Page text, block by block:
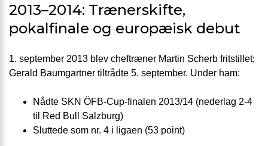
2013–2014: Trænerskifte,
pokalfinale og europæisk debut
1. september 2013 blev cheftræner Martin Scherb fritstillet;
Gerald Baumgartner tiltrådte 5. september. Under ham:
Nådte SKN ÖFB-Cup-finalen 2013/14 (nederlag 2-4
til Red Bull Salzburg)
Sluttede som nr. 4 i ligaen (53 point)